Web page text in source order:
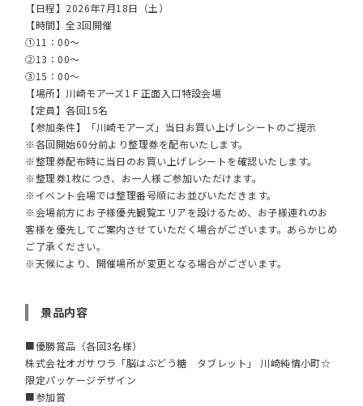
【日程】2026年7月18日（土）
【時間】全3回開催
①11：00～
②13：00～
③15：00～
【場所】川崎モアーズ1Ｆ正面入口特設会場
【定員】各回15名
【参加条件】「川崎モアーズ」当日お買い上げレシートのご提示
※各回開始60分前より整理券を配布いたします。
※整理券配布時に当日のお買い上げレシートを確認いたします。
※整理券1枚につき、お一人様ご参加いただけます。
※イベント会場では整理番号順にお並びいただきます。
※会場前方にお子様優先観覧エリアを設けるため、お子様連れのお
客様を優先してご案内させていただく場合がございます。あらかじめ
ご了承ください。
※天候により、開催場所が変更となる場合がございます。
景品内容
■優勝賞品（各回3名様）
株式会社オガサワラ「脳はぶどう糖 タブレット」 川崎純情小町☆
限定パッケージデザイン
■参加賞